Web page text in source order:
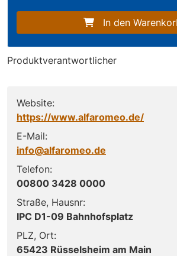
In den
Produktverantwortlicher
Website:
https://www.alfaromeo.de/
E-Mail:
info@alfaromeo.de
Telefon:
00800 3428 0000
Straße, Hausnr:
IPC D1-09 Bahnhofsplatz
PLZ, Ort:
65423 Rüsselsheim am Main